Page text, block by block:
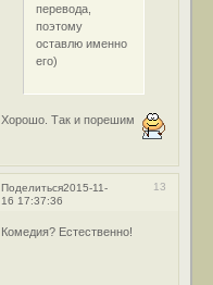
перевода,
поэтому
оставлю именно
его)
Хорошо. Так и порешим
Поделиться 13
2015-11-
16 17:37:36
Комедия? Естественно!